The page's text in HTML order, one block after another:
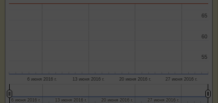
6 июня 2016 г. 13 июня 2016 г. 20 июня 2016 г. 27 июня 2016 г.
55
55
60
60
65
65
6 июня 2016 г.
6 июня 2016 г. 13 июня 2016 г.
13 июня 2016 г. 20 июня 2016 г.
20 июня 2016 г. 27 июня 2016 г.
27 июня 2016 г.